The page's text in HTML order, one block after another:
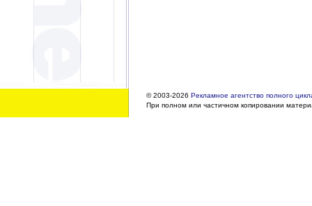
© 2003-2026 Рекламное агентство полного
При полном или частичном копировании